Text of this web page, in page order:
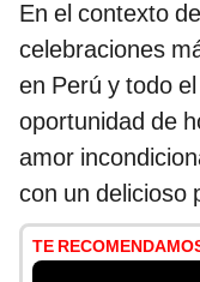
En el contexto
celebraciones
en Perú y todo
oportunidad de
amor
con un delicioso
TE